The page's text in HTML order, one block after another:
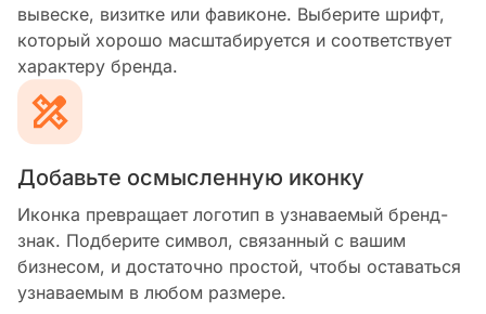
вывеске, визитке или фавиконе. Выберите шрифт,
который хорошо масштабируется и соответствует
характеру бренда.
Добавьте осмысленную иконку
Иконка превращает логотип в узнаваемый бренд-
знак. Подберите символ, связанный с вашим
бизнесом, и достаточно простой, чтобы оставаться
узнаваемым в любом размере.